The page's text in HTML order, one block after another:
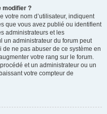
modifier ?
votre nom d’utilisateur, indiquent
que vous avez publié ou identifient
administrateurs et les
un administrateur du forum peut
ne pas abuser de ce système en
votre rang sur le forum.
et un administrateur ou un
votre compteur de